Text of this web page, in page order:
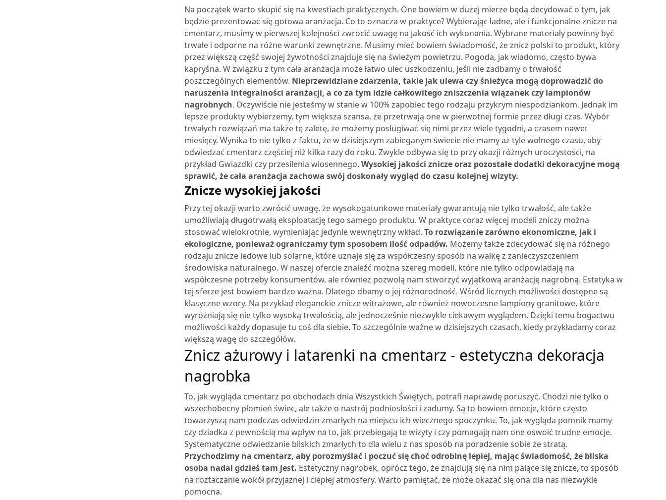
Na początek warto skupić się na kwestiach praktycznych. One bowiem w dużej mierze będą decydować o tym, jak
będzie prezentować się gotowa aranżacja. Co to oznacza w praktyce?Wybierając ładne, ale i funkcjonalne znicze na
cmentarz, musimy w pierwszej kolejności zwrócić uwagę na jakość ich wykonania. Wybrane materiały powinny być
trwałe i odporne na różne warunki zewnętrzne. Musimy mieć bowiem świadomość, że znicz polski to produkt, który
przez większą część swojej żywotności znajduje się na świeżym powietrzu. Pogoda, jak wiadomo, często bywa
kapryśna. W związku z tym cała aranżacja może łatwo ulec uszkodzeniu, jeśli nie zadbamy o trwałość
poszczególnych elementów. Nieprzewidziane zdarzenia, takie jak ulewa czy śnieżyca mogą doprowadzić do
naruszenia integralności aranżacji, a co za tym idzie całkowitego zniszczenia wiązanek czy lampionów
nagrobnych. Oczywiście nie jesteśmy w stanie w 100% zapobiec tego rodzaju przykrym niespodziankom. Jednak im
lepsze produkty wybierzemy, tym większa szansa, że przetrwają one w pierwotnej formie przez długi czas. Wybór
trwałych rozwiązań ma także tę zaletę, że możemy posługiwać się nimi przez wiele tygodni, a czasem nawet
miesięcy. Wynika to nie tylko z faktu, że w dzisiejszym zabieganym świecie nie mamy aż tyle wolnego czasu, aby
odwiedzać cmentarz częściej niż kilka razy do roku. Zwykle odbywa się to przy okazji różnych uroczystości, na
przykład Gwiazdki czy przesilenia wiosennego. Wysokiej jakości znicze oraz pozostałe dodatki dekoracyjne mogą
sprawić, że cała aranżacja zachowa swój doskonały wygląd do czasu kolejnej wizyty.
Znicze wysokiej jakości
Przy tej okazji warto zwrócić uwagę, że wysokogatunkowe materiały gwarantują nie tylko trwałość, ale także
umożliwiają długotrwałą eksploatację tego samego produktu. W praktyce coraz więcej modeli zniczy można
stosować wielokrotnie, wymieniając jedynie wewnętrzny wkład. To rozwiązanie zarówno ekonomiczne, jak i
ekologiczne, ponieważ ograniczamy tym sposobem ilość odpadów. Możemy także zdecydować się na różnego
rodzaju znicze ledowe lub solarne, które uznaje się za współczesny sposób na walkę z zanieczyszczeniem
środowiska naturalnego. W naszej ofercie znaleźć można szereg modeli, które nie tylko odpowiadają na
współczesne potrzeby konsumentów, ale również pozwolą nam stworzyć wyjątkową aranżację nagrobną. Estetyka w
tej sferze jest bowiem bardzo ważna. Dlatego dbamy o jej różnorodność. Wśród licznych możliwości dostępne są
klasyczne wzory. Na przykład eleganckie znicze witrażowe, ale również nowoczesne lampiony granitowe, które
wyróżniają się nie tylko wysoką trwałością, ale jednocześnie niezwykle ciekawym wyglądem. Dzięki temu bogactwu
możliwości każdy dopasuje tu coś dla siebie. To szczególnie ważne w dzisiejszych czasach, kiedy przykładamy coraz
większą wagę do szczegółów.
Znicz ażurowy i latarenki na cmentarz - estetyczna dekoracja
nagrobka
To, jak wygląda cmentarz po obchodach dnia Wszystkich Świętych, potrafi naprawdę poruszyć. Chodzi nie tylko o
wszechobecny płomień świec, ale także o nastrój podniosłości i zadumy. Są to bowiem emocje, które często
towarzyszą nam podczas odwiedzin zmarłych na miejscu ich wiecznego spoczynku. To, jak wygląda pomnik mamy
czy dziadka z pewnością ma wpływ na to, jak przebiegają te wizyty i czy pomagają nam one oswoić trudne emocje.
Systematyczne odwiedzanie bliskich zmarłych to dla wielu z nas sposób na poradzenie sobie ze stratą.
Przychodzimy na cmentarz, aby porozmyślać i poczuć się choć odrobinę lepiej, mając świadomość, że bliska
osoba nadal gdzieś tam jest. Estetyczny nagrobek, oprócz tego, że znajdują się na nim palące się znicze, to sposób
na roztaczanie wokół przyjaznej i ciepłej atmosfery. Warto pamiętać, że może okazać się ona dla nas niezwykle
pomocna.